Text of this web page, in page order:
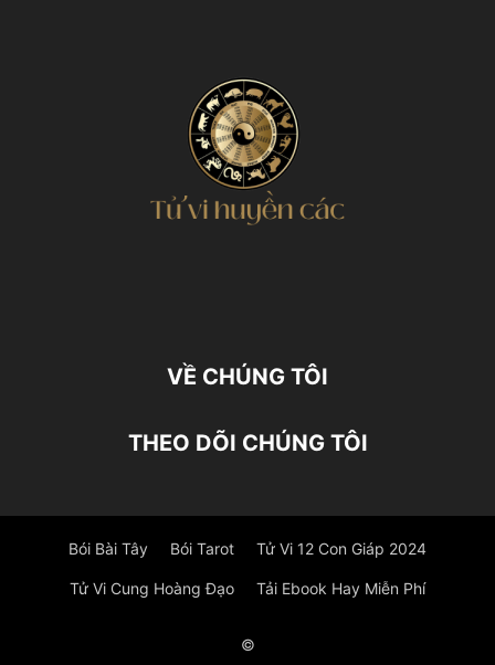
VỀ CHÚNG TÔI
THEO DÕI CHÚNG TÔI
Bói Bài Tây Bói Tarot Tử Vi 12 Con Giáp 2024
Tử Vi Cung Hoàng Đạo Tải Ebook Hay Miễn Phí
©